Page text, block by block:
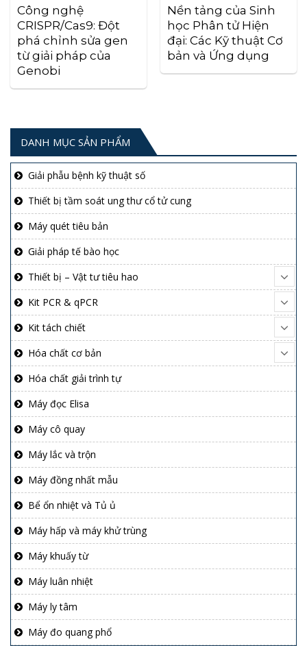
Công nghệ
CRISPR/Cas9: Đột
phá chỉnh sửa gen
từ giải pháp của
Genobi
Nền tảng của Sinh
học Phân tử Hiện
đại: Các Kỹ thuật Cơ
bản và Ứng dụng
DANH MỤC SẢN PHẨM
Giải phẫu bệnh kỹ thuật số
Thiết bị tầm soát ung thư cổ tử cung
Máy quét tiêu bản
Giải pháp tế bào học
Thiết bị – Vật tư tiêu hao
Kit PCR & qPCR
Kit tách chiết
Hóa chất cơ bản
Hóa chất giải trình tự
Máy đọc Elisa
Máy cô quay
Máy lắc và trộn
Máy đồng nhất mẫu
Bể ổn nhiệt và Tủ ủ
Máy hấp và máy khử trùng
Máy khuấy từ
Máy luân nhiệt
Máy ly tâm
Máy đo quang phổ